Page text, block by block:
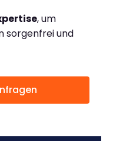
, um
sorgenfrei und